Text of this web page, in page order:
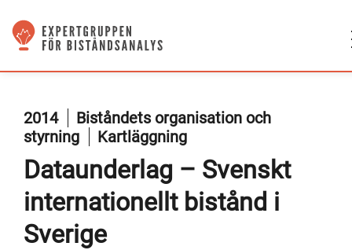
2014
Biståndets organisation och
styrning
Kartläggning
Dataunderlag – Svenskt
internationellt bistånd i
Sverige